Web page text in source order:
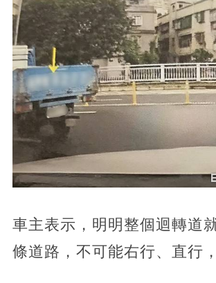
車主表示，明明整個迴轉道
條道路，不可能右行、直行，